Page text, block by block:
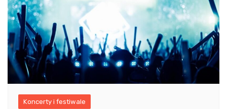
Koncerty i festiwale